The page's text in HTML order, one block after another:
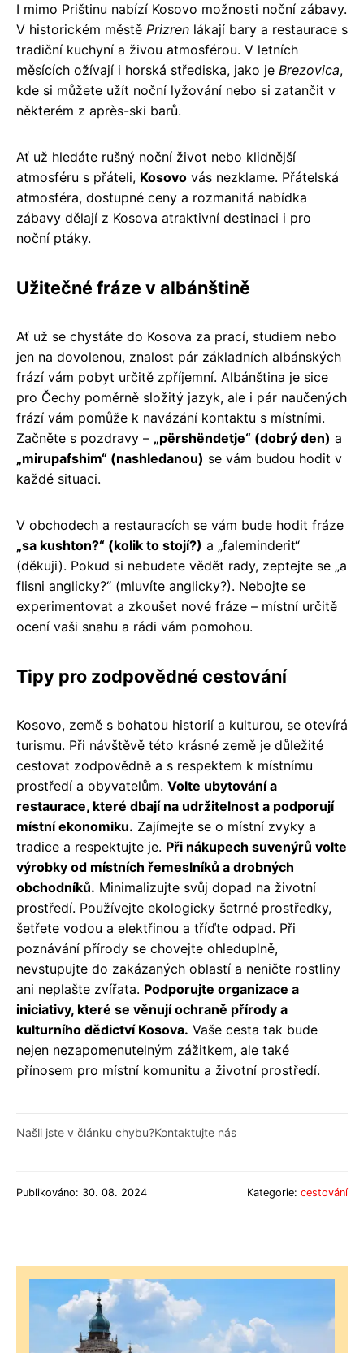
I mimo Prištinu nabízí Kosovo možnosti noční zábavy.
V historickém městě Prizren lákají bary a restaurace s
tradiční kuchyní a živou atmosférou. V letních
měsících ožívají i horská střediska, jako je Brezovica,
kde si můžete užít noční lyžování nebo si zatančit v
některém z après-ski barů.
Ať už hledáte rušný noční život nebo klidnější
atmosféru s přáteli, Kosovo vás nezklame. Přátelská
atmosféra, dostupné ceny a rozmanitá nabídka
zábavy dělají z Kosova atraktivní destinaci i pro
noční ptáky.
Užitečné fráze v albánštině
Ať už se chystáte do Kosova za prací, studiem nebo
jen na dovolenou, znalost pár základních albánských
frází vám pobyt určitě zpříjemní. Albánština je sice
pro Čechy poměrně složitý jazyk, ale i pár naučených
frází vám pomůže k navázání kontaktu s místními.
Začněte s pozdravy – „përshëndetje“ (dobrý den) a
„mirupafshim“ (nashledanou) se vám budou hodit v
každé situaci.
V obchodech a restauracích se vám bude hodit fráze
„sa kushton?“ (kolik to stojí?) a „faleminderit“
(děkuji). Pokud si nebudete vědět rady, zeptejte se „a
flisni anglicky?“ (mluvíte anglicky?). Nebojte se
experimentovat a zkoušet nové fráze – místní určitě
ocení vaši snahu a rádi vám pomohou.
Tipy pro zodpovědné cestování
Kosovo, země s bohatou historií a kulturou, se otevírá
turismu. Při návštěvě této krásné země je důležité
cestovat zodpovědně a s respektem k místnímu
prostředí a obyvatelům. Volte ubytování a
restaurace, které dbají na udržitelnost a podporují
místní ekonomiku. Zajímejte se o místní zvyky a
tradice a respektujte je. Při nákupech suvenýrů volte
výrobky od místních řemeslníků a drobných
obchodníků. Minimalizujte svůj dopad na životní
prostředí. Používejte ekologicky šetrné prostředky,
šetřete vodou a elektřinou a tříďte odpad. Při
poznávání přírody se chovejte ohleduplně,
nevstupujte do zakázaných oblastí a neničte rostliny
ani neplašte zvířata. Podporujte organizace a
iniciativy, které se věnují ochraně přírody a
kulturního dědictví Kosova. Vaše cesta tak bude
nejen nezapomenutelným zážitkem, ale také
přínosem pro místní komunitu a životní prostředí.
Našli jste v článku chybu?Kontaktujte nás
Publikováno: 30. 08. 2024 Kategorie: cestování